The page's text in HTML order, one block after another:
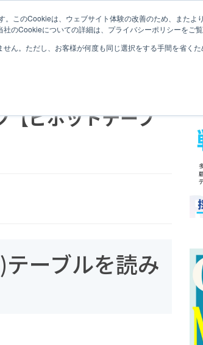
このCookieは、ウェブサイト体験の改善のため、またよ
のCookieについての詳細は、プライバシーポリシーをご覧
ん。ただし、お客様が何度も同じ選択をする手間を省く
SENSEとは QLIK SENSEナレッジ セミナー
ピボットテーブ
ーブルを読み